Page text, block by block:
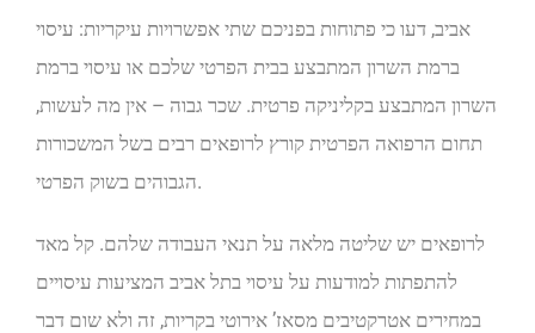
אביב, דעו כי פתוחות בפניכם שתי אפשרויות עיקריות: עיסוי
ברמת השרון המתבצע בבית הפרטי שלכם או עיסוי ברמת
השרון המתבצע בקליניקה פרטית. שכר גבוה – אין מה לעשות,
תחום הרפואה הפרטית קורץ לרופאים רבים בשל המשכורות
הגבוהים בשוק הפרטי.
לרופאים יש שליטה מלאה על תנאי העבודה שלהם. קל מאד
להתפתות למודעות על עיסוי בתל אביב המציעות עיסויים
במחירים אטרקטיבים מסאז’ אירוטי בקריות, זה ולא שום דבר